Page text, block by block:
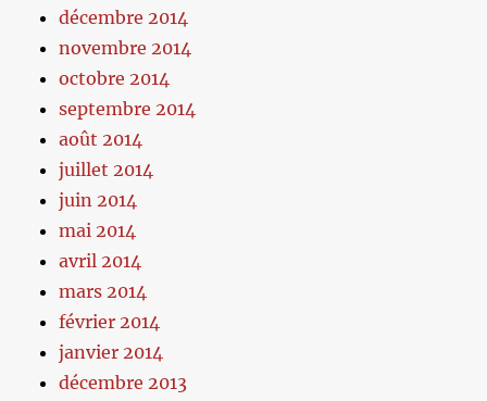
décembre 2014
novembre 2014
octobre 2014
septembre 2014
août 2014
juillet 2014
juin 2014
mai 2014
avril 2014
mars 2014
février 2014
janvier 2014
décembre 2013